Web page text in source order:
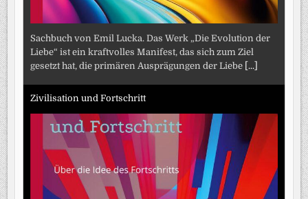
Sachbuch von Emil Lucka. Das Werk „Die Evolution der
Liebe“ ist ein kraftvolles Manifest, das sich zum Ziel
gesetzt hat, die primären Ausprägungen der Liebe [...]
Zivilisation und Fortschritt